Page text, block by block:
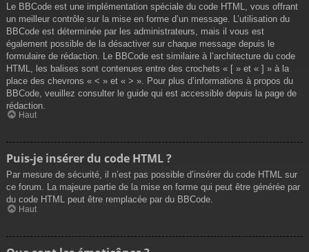
Le BBCode est une implémentation spéciale du code HTML, vous offrant
un meilleur contrôle sur la mise en forme d’un message. L’utilisation du
BBCode est déterminée par les administrateurs, mais il vous est
également possible de la désactiver sur chaque message depuis le
formulaire de rédaction. Le BBCode est similaire à l’architecture du code
HTML, les balises sont contenues entre des crochets « [ » et « ] » à la
place des chevrons « < » et « > ». Pour plus d’informations à propos du
BBCode, veuillez consulter le guide qui est accessible depuis la page de
rédaction.
Haut
Puis-je insérer du code HTML ?
Par mesure de sécurité, il n’est pas possible d’insérer du code HTML sur
ce forum. La majeure partie de la mise en forme qui peut être générée par
du code HTML peut être remplacée par du BBCode.
Haut